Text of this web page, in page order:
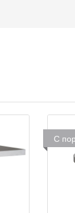
С